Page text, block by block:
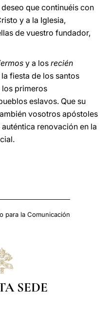
que continuéis con
y a la Iglesia,
de vuestro fundador,
y a los recién
fiesta de los santos
primeros
eslavos. Que su
vosotros apóstoles
renovación en la
para la Comunicación
SEDE